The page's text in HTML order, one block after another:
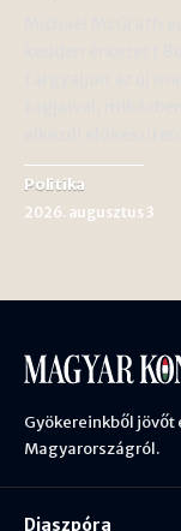
Politika
2026. augusztus 3
Gyökereinkből
Magyarországról.
Diaszpóra